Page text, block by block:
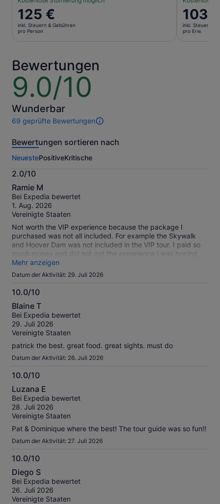
Der
Preis
beträgt
Person
125 €
inkl. Steuern & Gebühren
pro Person
Der
Preis
beträgt
103 €
inkl. Steuern &
pro Erw.
Bewertungen
9.0/10
9.0
von
10
Wunderbar
69 geprüfte Bewertungen
69
dieser
Weitere
Informationen
zu
unseren
geprüften
Bewertungen.
Bewertungen sortieren nach
NeuestePositiveKritische
2.0/10
2.0
von
10
Ramie M
Bei Expedia bewertet
1. Aug. 2026
Vereinigte Staaten
Not worth the VIP experience because the package I
purchased was not all included. For example the Skywalk
and Hoover Dam was not included in the VIP tour. I paid so
much money and did not get the experience I was hoping
for. I would not recommend.
Mehr anzeigen
Datum der Aktivität: 29. Juli 2026
10.0/10
10.0
von
10
Blaine T
Bei Expedia bewertet
29. Juli 2026
Vereinigte Staaten
patrick the best. great food. great sights. must do
Datum der Aktivität: 26. Juli 2026
10.0/10
10.0
von
10
Luzana E
Bei Expedia bewertet
28. Juli 2026
Vereinigte Staaten
Pat & Dominique where the best! The tour guide was so fun!!
Datum der Aktivität: 27. Juli 2026
10.0/10
10.0
von
10
Diego S
Bei Expedia bewertet
26. Juli 2026
Vereinigte Staaten